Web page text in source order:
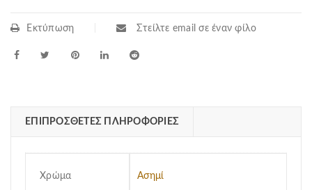
Εκτύπωση Στείλτε email σε έναν φίλο
ΕΠΙΠΡΌΣΘΕΤΕΣ ΠΛΗΡΟΦΟΡΊΕΣ
Χρώμα Ασημί